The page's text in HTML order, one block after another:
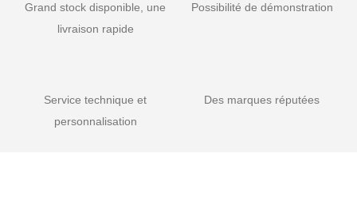
Grand stock disponible, une
livraison rapide
Possibilité de démonstration
Service technique et
personnalisation
Des marques réputées